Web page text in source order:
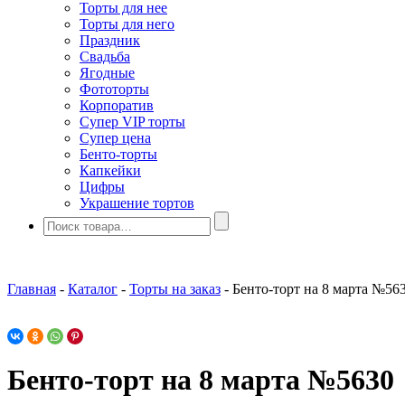
Торты для нее
Торты для него
Праздник
Свадьба
Ягодные
Фототорты
Корпоратив
Супер VIP торты
Супер цена
Бенто-торты
Капкейки
Цифры
Украшение тортов
Главная - Каталог - Торты на заказ - Бенто-торт на 8 марта
Бенто-торт на 8 марта №5630